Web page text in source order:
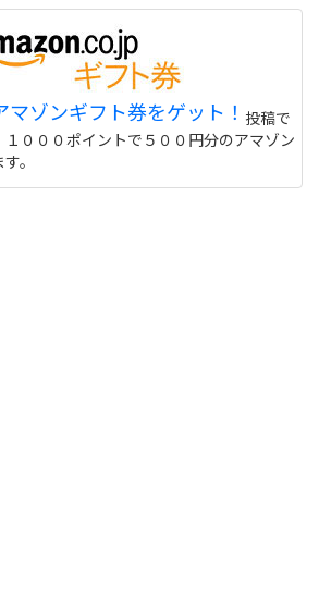
マゾンギフト券をゲット！ 投稿で
１０００ポイントで５００円分のアマゾン
。